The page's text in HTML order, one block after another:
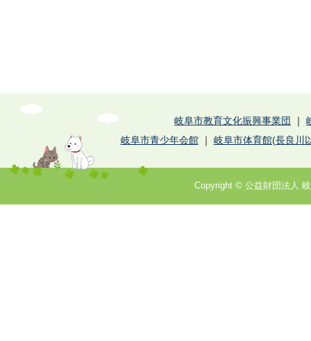
岐阜市教育文化振興事業団 ｜
岐阜市青少年会館｜ 岐阜市体育館(長良川
Copyright © 公益財団法人